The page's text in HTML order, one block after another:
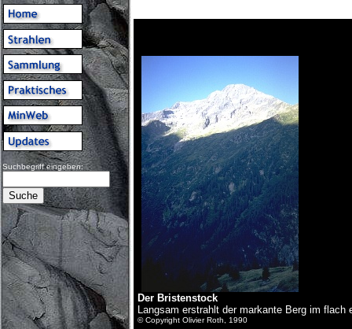
Suchbegriff eingeben:
Der Bristenstock
Langsam erstrahlt der markante Berg im flach
© Copyright Olivier Roth, 1990